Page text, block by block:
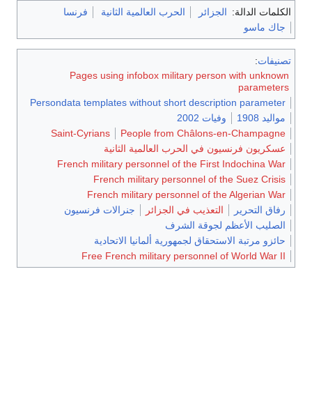
الكلمات الدالة: الجزائر الحرب العالمية الثانية
فرنسا
جاك ماسو
تصنيفات:
Pages using infobox military person with unknown
parameters
Persondata templates without short description parameter
مواليد 1908
وفيات 2002
People from Châlons-en-Champagne
Saint-Cyrians
عسكريون فرنسيون في الحرب العالمية الثانية
French military personnel of the First Indochina War
French military personnel of the Suez Crisis
French military personnel of the Algerian War
رفاق التحرير
التعذيب في الجزائر
جنرالات فرنسيون
الصليب الأعظم لجوقة الشرف
حائزو مرتبة الاستحقاق لجمهورية ألمانيا الاتحادية
Free French military personnel of World War II